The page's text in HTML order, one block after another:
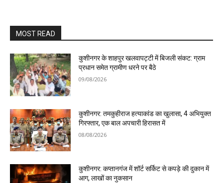
MOST READ
कुशीनगर के शाहपुर खलवापट्टी में बिजली संकट: ग्राम
प्रधान समेत ग्रामीण धरने पर बैठे
09/08/2026
कुशीनगर: तमकुहीराज हत्याकांड का खुलासा, 4 अभियुक्त
गिरफ्तार, एक बाल अपचारी हिरासत में
08/08/2026
कुशीनगर: कप्तानगंज में शॉर्ट सर्किट से कपड़े की दुकान में
आग, लाखों का नुकसान